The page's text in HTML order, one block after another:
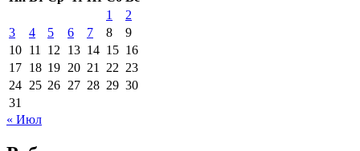
1
2
3
4 5 6 7 8
9
10 11 12 13 14 15 16
17 18 19 20 21 22 23
24 25 26 27 28 29 30
31
« Июл